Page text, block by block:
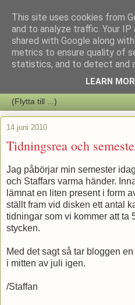
Staffars
Vi skriver om serienyheter av alla
14 juni 2010
Tidningsrea och
Jag påbörjar min semester
och Staffars varma händer.
lämnat en liten present i form
ställt fram vid disken ett antal
tidningar som vi kommer att ta
stycken.
Med det sagt så tar bloggen
i mitten av juli igen.
/Staffan
This site uses cookies from
and to analyze traffic. Your
shared with Google along
metrics to ensure quality of
statistics, and to detect and
LEARN